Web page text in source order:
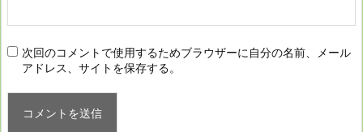
次回のコメントで使用するためブラウザーに自分の名前、メール
アドレス、サイトを保存する。